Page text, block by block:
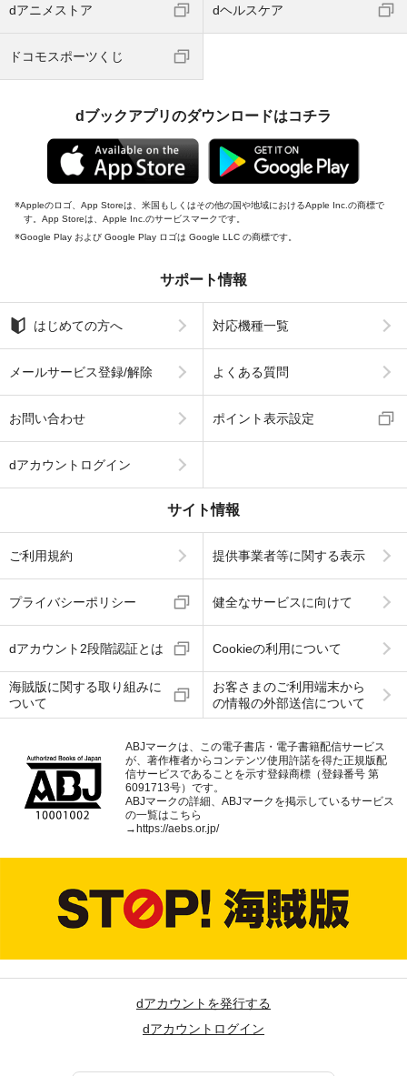
dアニメストア dヘルスケア
ドコモスポーツくじ
dブックアプリのダウンロードはコチラ
Appleのロゴ、App Storeは、米国もしくはその他の国や地域におけるApple Inc.の商標で
す。App Storeは、Apple Inc.のサービスマークです。
Google Play および Google Play ロゴは Google LLC の商標です。
サポート情報
はじめての方へ 対応機種一覧
メールサービス登録/解除 よくある質問
お問い合わせ ポイント表示設定
dアカウントログイン
サイト情報
ご利用規約 提供事業者等に関する表示
プライバシーポリシー 健全なサービスに向けて
dアカウント2段階認証とは Cookieの利用について
海賊版に関する取り組みに
ついて
お客さまのご利用端末から
の情報の外部送信について
ABJマークは、この電子書店・電子書籍配信サービス
が、著作権者からコンテンツ使用許諾を得た正規版配
信サービスであることを示す登録商標（登録番号 第
6091713号）です。
ABJマークの詳細、ABJマークを掲示しているサービス
の一覧はこちら
→https://aebs.or.jp/
dアカウントを発行する
dアカウントログイン